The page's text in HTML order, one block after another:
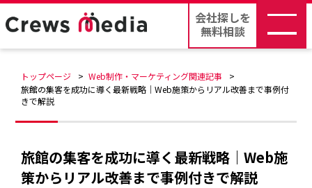
会社探しを
無料相談
トップページ
Web制作・マーケティング関連記事
旅館の集客を成功に導く最新戦略｜Web施策からリアル改善まで事例付
きで解説
旅館の集客を成功に導く最新戦略｜Web施
策からリアル改善まで事例付きで解説